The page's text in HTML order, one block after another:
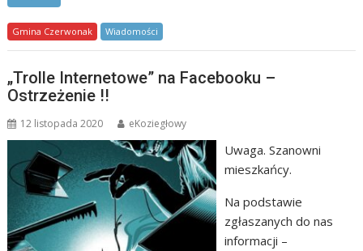
Gmina Czerwonak Wiadomości
„Trolle Internetowe” na Facebooku –
Ostrzeżenie !!
12 listopada 2020 eKoziegłowy
Uwaga. Szanowni
mieszkańcy.
Na podstawie
zgłaszanych do nas
informacji –